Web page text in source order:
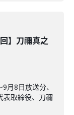
】刀禰真之
月8日放送分、
表取締役、刀禰